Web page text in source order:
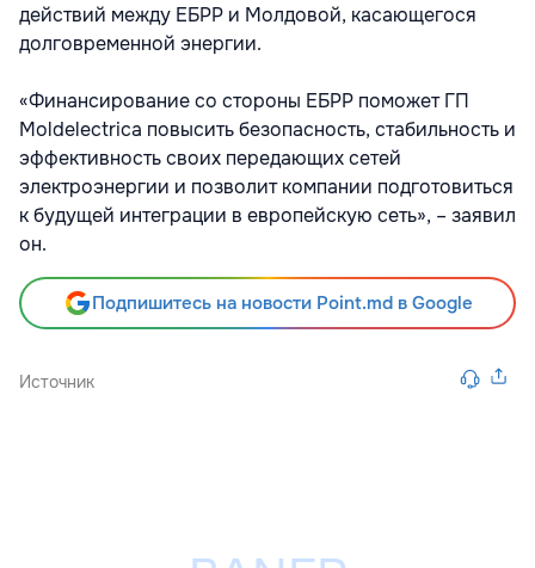
действий между ЕБРР и Молдовой, касающегося
долговременной энергии.
«Финансирование со стороны ЕБРР поможет ГП
Moldelectrica повысить безопасность, стабильность и
эффективность своих передающих сетей
электроэнергии и позволит компании подготовиться
к будущей интеграции в европейскую сеть», – заявил
он.
Подпишитесь на новости Point.md в Google
Источник